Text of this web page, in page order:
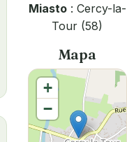
Miasto: Cercy-la-
Tour (58)
Mapa
+
−